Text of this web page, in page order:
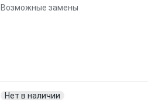
Возможные замены
Нет в наличии